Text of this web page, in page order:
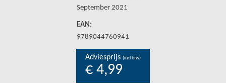
September 2021
EAN:
9789044760941
Adviesprijs (incl btw)
€ 4,99